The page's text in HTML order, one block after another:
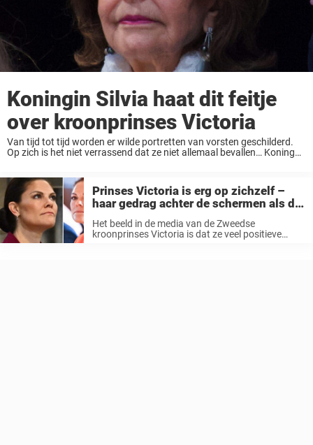
Koningin Silvia haat dit feitje
over kroonprinses Victoria
Van tijd tot tijd worden er wilde portretten van vorsten geschilderd.
Op zich is het niet verrassend dat ze niet allemaal bevallen… Koning
Prinses Victoria is erg op zichzelf –
haar gedrag achter de schermen als de
camera’s uitstaan
Het beeld in de media van de Zweedse
kroonprinses Victoria is dat ze veel positieve